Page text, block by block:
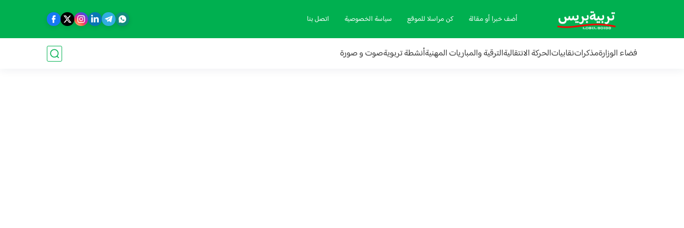
أضف خبرا أو مقالة كن مراسلا للموقع سياسة الخصوصية اتصل بنا
فضاء الوزارةمذكراتنقابياتالحركة الانتقاليةالترقية والمباريات المهنيةأنشطة تربويةصوت و صورة